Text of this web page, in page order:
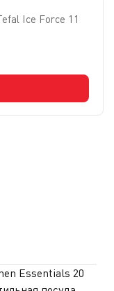
Ice Force 11
Essentials 20